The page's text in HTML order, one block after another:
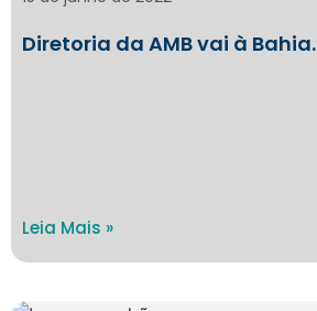
Diretoria da AMB vai à Bahia.
Leia Mais »